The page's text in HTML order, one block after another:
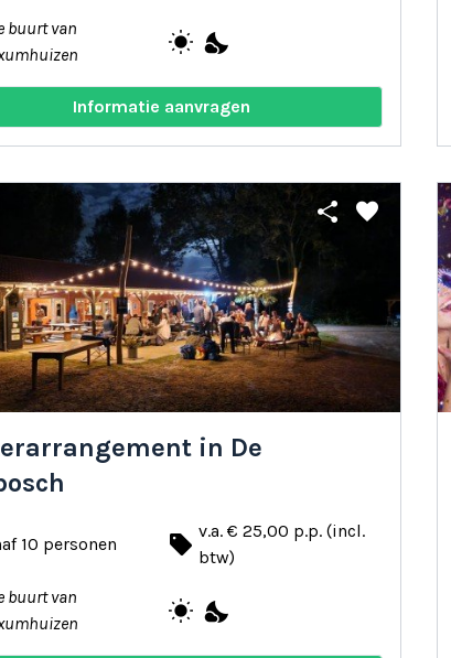
buurt van
wb_sunny nights_stay
Informatie aanvragen
share favorite
in De
10 personen local_offer v.a. € 25,00 p.p. (incl.
btw)
buurt van
wb_sunny nights_stay